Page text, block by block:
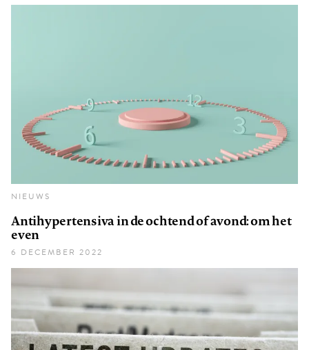
NIEUWS
Antihypertensiva in de ochtend of avond: om het
even
6 DECEMBER 2022